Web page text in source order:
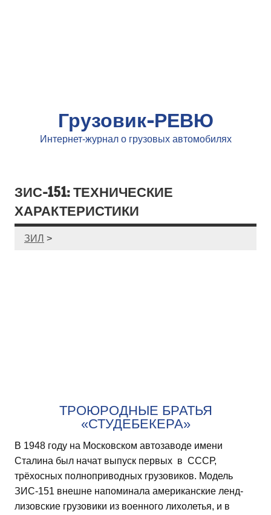
Грузовик-РЕВЮ
Интернет-журнал о грузовых автомобилях
ЗИС-151: ТЕХНИЧЕСКИЕ
ХАРАКТЕРИСТИКИ
ЗИЛ >
ТРОЮРОДНЫЕ БРАТЬЯ
«СТУДЕБЕКЕРА»
В 1948 году на Московском автозаводе имени
Сталина был начат выпуск первых в СССР,
трёхосных полноприводных грузовиков. Модель
ЗИС-151 внешне напоминала американские ленд-
лизовские грузовики из военного лихолетья, и в